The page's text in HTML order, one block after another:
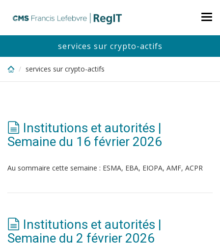
content
services sur crypto-actifs
services sur crypto-actifs
Institutions et autorités |
Semaine du 16 février 2026
Au sommaire cette semaine : ESMA, EBA, EIOPA, AMF, ACPR
Institutions et autorités |
Semaine du 2 février 2026